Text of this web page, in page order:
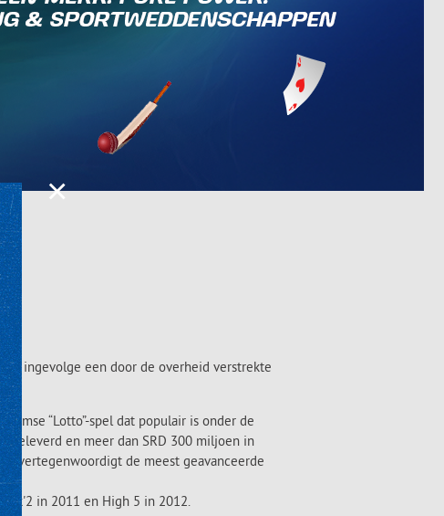
ingevolge een door de overheid verstrekte
“Lotto”-spel dat populair is onder de
en meer dan SRD 300 miljoen in
vertegenwoordigt de meest geavanceerde
Tek'2 in 2011 en High 5 in 2012.
×